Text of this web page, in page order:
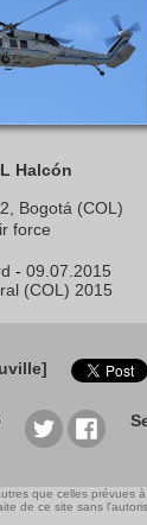
Halcón
Bogotá (COL)
force
- 09.07.2015
(COL) 2015
que celles prévues
de ce site sans